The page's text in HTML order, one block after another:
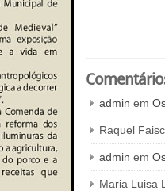
admin em
Raquel
admin em
Maria Luisa